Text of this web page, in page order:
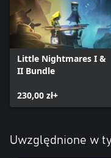
Little Nightmares I &
II Bundle
230,00 zł+
Uwzględnione w